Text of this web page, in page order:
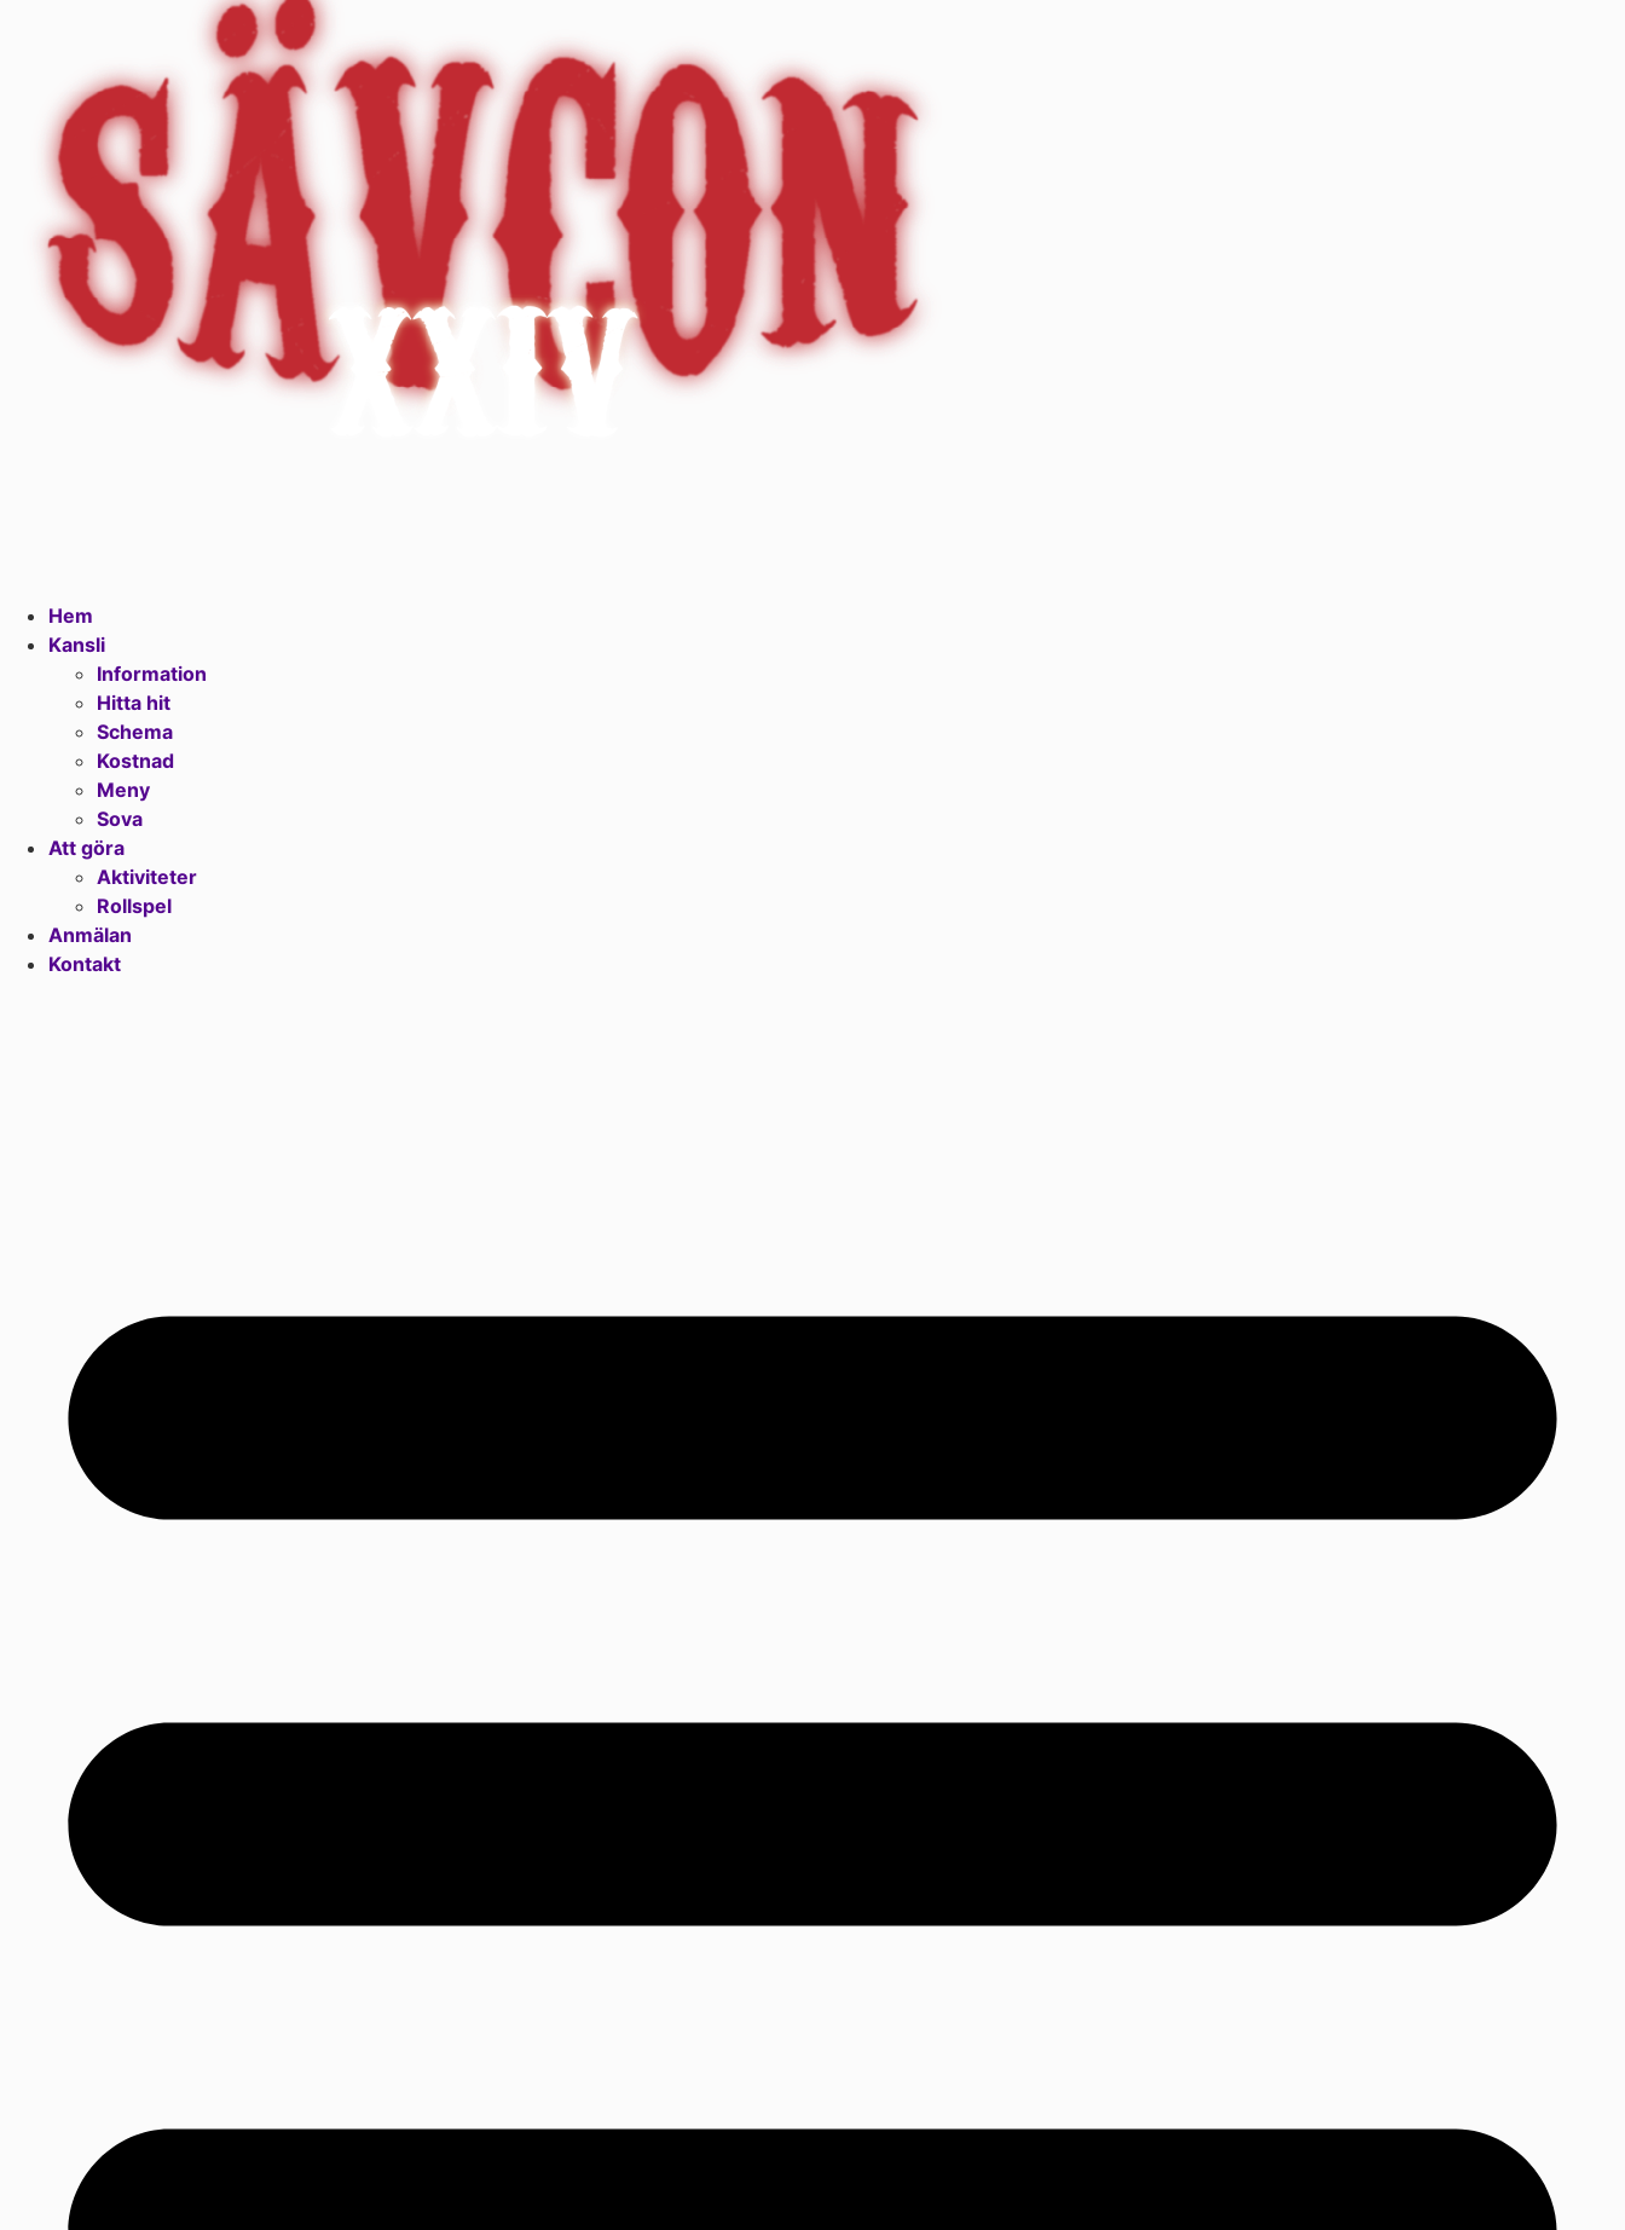
Hem
Kansli
Information
Hitta hit
Schema
Kostnad
Meny
Sova
Att göra
Aktiviteter
Rollspel
Anmälan
Kontakt